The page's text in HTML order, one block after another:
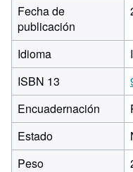
Fecha de
publicación
Idioma
ISBN 13
Encuadernación
Estado
Peso